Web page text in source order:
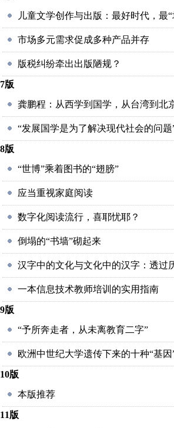
儿童文学创作与出版：最好时代，最“
市场多元需求促成多种产品并存
版税纠纷牵出出版陋规？
7版
龚鹏程：从西学到国学，从台湾到北
“发展国学是为了解决现代社会的问题
8版
“世博”乘着图书的“翅膀”
应当重视家庭阅读
数字化阅读流行，喜耶忧耶？
倒塌的“书墙”砌起来
汉字中的文化与文化中的汉字：透过
一本信息技术教师培训的实用指南
9版
“予所奔走者，从未离教育二字”
欧洲中世纪大学遗传下来的十种“基因
10版
本版推荐
11版